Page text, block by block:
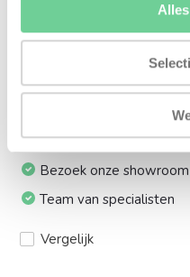
Ik installeer de kluis
Ja, levering tot aan
24/7 bereikbaar
Bezoek onze showroom
Team van specialisten
Vergelijk